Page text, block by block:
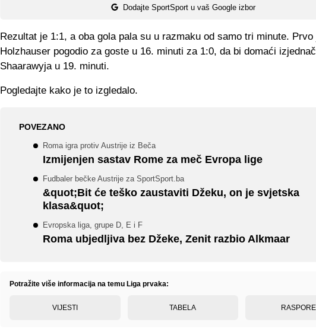
Dodajte SportSport u vaš Google izbor
Rezultat je 1:1, a oba gola pala su u razmaku od samo tri minute. Prvo
Holzhauser pogodio za goste u 16. minuti za 1:0, da bi domaći
Shaarawyja u 19. minuti.
Pogledajte kako je to izgledalo.
POVEZANO
Roma igra protiv Austrije iz Beča
Izmijenjen sastav Rome za meč Evropa lige
Fudbaler bečke Austrije za SportSport.ba
&quot;Bit će teško zaustaviti Džeku, on je svjetska
klasa&quot;
Evropska liga, grupe D, E i F
Roma ubjedljiva bez Džeke, Zenit razbio Alkmaar
Potražite više informacija na temu Liga prvaka:
VIJESTI TABELA